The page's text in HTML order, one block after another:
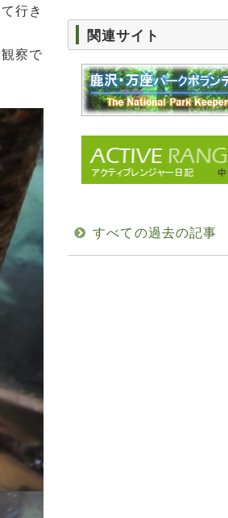
行き
察で
関連サイト
すべての過去の記事